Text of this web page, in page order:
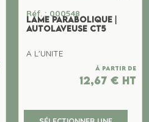
Réf. : 000548
LAME PARABOLIQUE |
AUTOLAVEUSE CT5
A L'UNITE
À partir de
12,67 € ht